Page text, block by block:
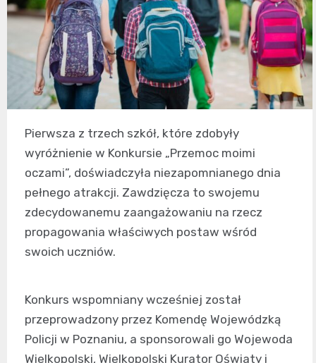
Pierwsza z trzech szkół, które zdobyły
wyróżnienie w Konkursie „Przemoc moimi
oczami”, doświadczyła niezapomnianego dnia
pełnego atrakcji. Zawdzięcza to swojemu
zdecydowanemu zaangażowaniu na rzecz
propagowania właściwych postaw wśród
swoich uczniów.
Konkurs wspomniany wcześniej został
przeprowadzony przez Komendę Wojewódzką
Policji w Poznaniu, a sponsorowali go Wojewoda
Wielkopolski, Wielkopolski Kurator Oświaty i